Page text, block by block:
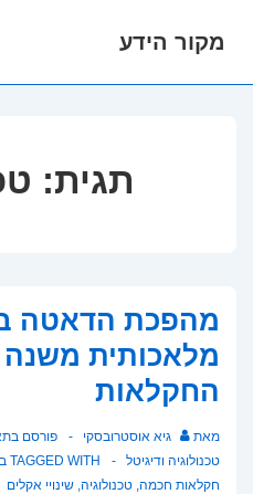
מקור הידע
תגית:
מהפכת הדאטה
מלאכותית
החקלאות
מאת גיא אוסטרובסקי פורסם
טכנולוגיה ודיגיטל
TAGGED WITH
חקלאות חכמה, טכנולוגיה, שינויי אקלים